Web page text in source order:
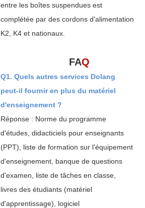
entre les boîtes suspendues est
complétée par des cordons d'alimentation
K2, K4 et nationaux.
FAQ
Q1. Quels autres services Dolang
peut-il fournir en plus du matériel
d'enseignement ?
Réponse : Norme du programme
d'études, didacticiels pour enseignants
(PPT), liste de formation sur l'équipement
d'enseignement, banque de questions
d'examen, liste de tâches en classe,
livres des étudiants (matériel
d'apprentissage), logiciel